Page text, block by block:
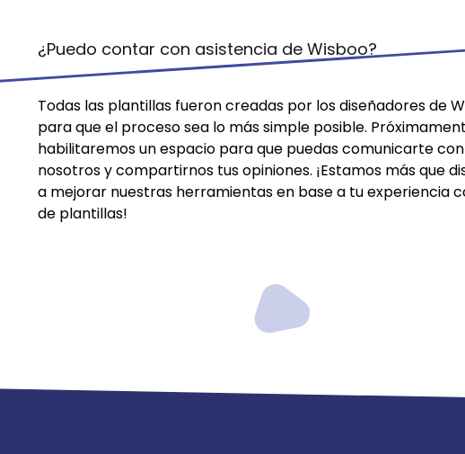
¿Puedo contar con asistencia de Wisboo?
Todas las plantillas fueron creadas por los diseñadores de
para que el proceso sea lo más simple posible.
habilitaremos un espacio para que puedas comunicarte con
nosotros y compartirnos tus opiniones. ¡Estamos más que
a mejorar nuestras herramientas en base a tu experiencia
de plantillas!